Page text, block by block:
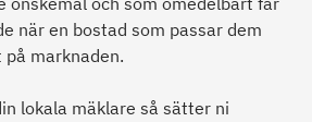
när en bostad som passar dem
marknaden.
lokala mäklare så sätter ni